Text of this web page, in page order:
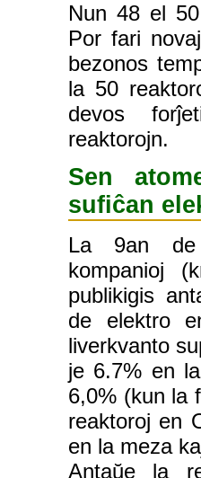
Nun 48 el
Por fari
bezonos
la 50
devos
reaktorojn.
Sen
sufiĉan
La 9an de
kompanioj
publikigis
de elektro
liverkvanto
je 6.7% en
6,0% (kun la
reaktoroj en
en la meza
Antaŭe la